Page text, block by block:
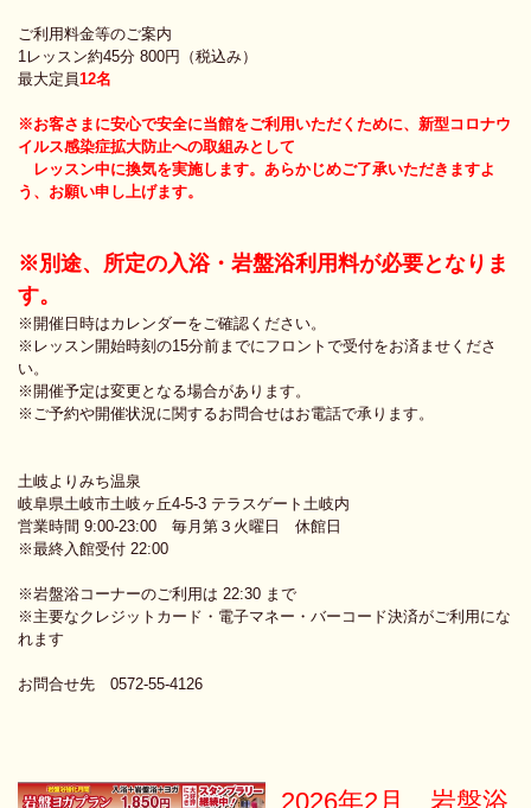
ご利用料金等のご案内
1レッスン約45分 800円（税込み）
最大定員12名
※お客さまに安心で安全に当館をご利用いただくために、新型コロナウ
イルス感染症拡大防止への取組みとして
レッスン中に換気を実施します。あらかじめご了承いただきますよ
う、お願い申し上げます。
※別途、所定の入浴・岩盤浴利用料が必要となりま
す。
※開催日時はカレンダーをご確認ください。
※レッスン開始時刻の15分前までにフロントで受付をお済ませくださ
い。
※開催予定は変更となる場合があります。
※ご予約や開催状況に関するお問合せはお電話で承ります。
土岐よりみち温泉
岐阜県土岐市土岐ヶ丘4-5-3 テラスゲート土岐内
営業時間 9:00-23:00 毎月第３火曜日 休館日
※最終入館受付 22:00
※岩盤浴コーナーのご利用は 22:30 まで
※主要なクレジットカード・電子マネー・バーコード決済がご利用にな
れます
お問合せ先 0572-55-4126
2026年2月 岩盤浴